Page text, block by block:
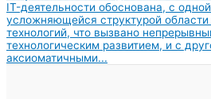
IT-деятельности обоснована, с
усложняющейся структурой
технологий, что вызвано
технологическим развитием, и с
аксиоматичными...